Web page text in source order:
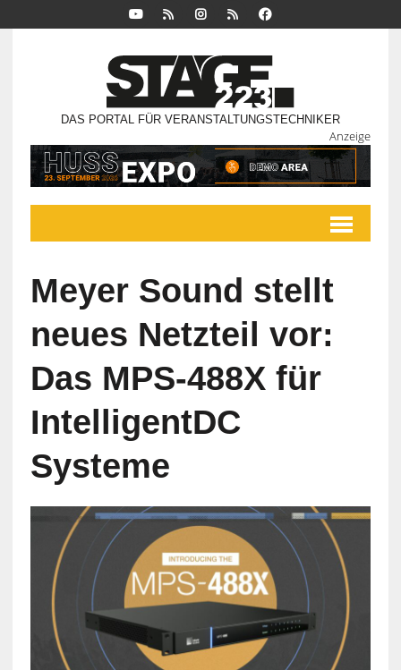
DAS PORTAL FÜR VERANSTALTUNGSTECHNIKER
Anzeige
Meyer Sound stellt
neues Netzteil vor:
Das MPS-488X für
IntelligentDC
Systeme